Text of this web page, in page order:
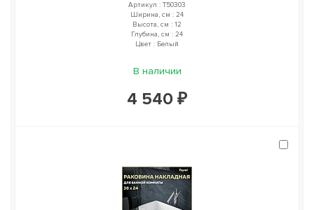
Артикул : T50303
Ширина, см : 24
Высота, см : 12
Глубина, см : 24
Цвет : Белый
В наличии
4 540 ₽